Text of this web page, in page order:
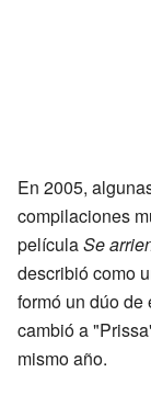
En 2005,
compilaciones
películaSe
describió como
formó un dúo
cambió a
mismo año.